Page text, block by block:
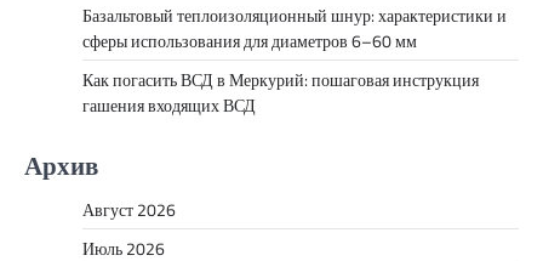
Базальтовый теплоизоляционный шнур: характеристики и
сферы использования для диаметров 6–60 мм
Как погасить ВСД в Меркурий: пошаговая инструкция
гашения входящих ВСД
Архив
Август 2026
Июль 2026